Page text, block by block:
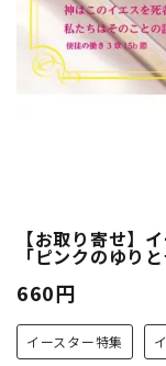
【お取り寄せ
「ピンクのゆり
660円
イースター特集